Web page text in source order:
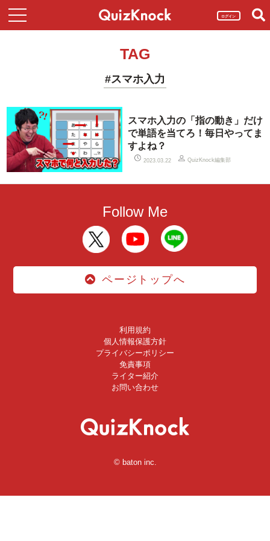
ログイン
TAG
#スマホ入力
スマホ入力の「指の動き」だけ
で単語を当てろ！毎日やってま
すよね？
2023.03.22 QuizKnock編集部
Follow Me
ページトップへ
利用規約
個人情報保護方針
プライバシーポリシー
免責事項
ライター紹介
お問い合わせ
© baton inc.